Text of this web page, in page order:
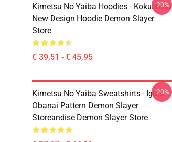
Kimetsu No Yaiba Hoodies - Kokushibo
New Design Hoodie Demon Slayer
Store
€ 39,51 - € 45,95
-20%
Kimetsu No Yaiba Sweatshirts - Iguro
Obanai Pattern Demon Slayer
Storeandise Demon Slayer Store
-20%